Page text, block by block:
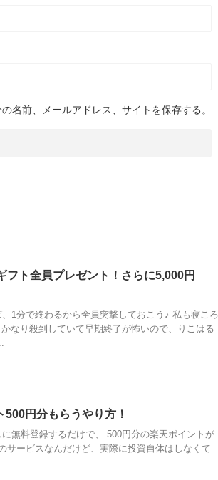
名前、メールアドレス、サイトを保存する。
フト全員プレゼント！さらに5,000円
1分で終わるから全員突撃しておこう♪ 私も寝ころ
なり殺到していて早期終了が怖いので、りこはる
円分もらうやり方！
無料登録するだけで、 500円分の楽天ポイントが
サービスなんだけど、実際に投資自体はしなくて